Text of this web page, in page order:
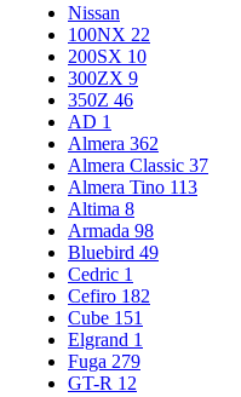
Nissan
100NX 22
200SX 10
300ZX 9
350Z 46
AD 1
Almera 362
Almera Classic 37
Almera Tino 113
Altima 8
Armada 98
Bluebird 49
Cedric 1
Cefiro 182
Cube 151
Elgrand 1
Fuga 279
GT-R 12